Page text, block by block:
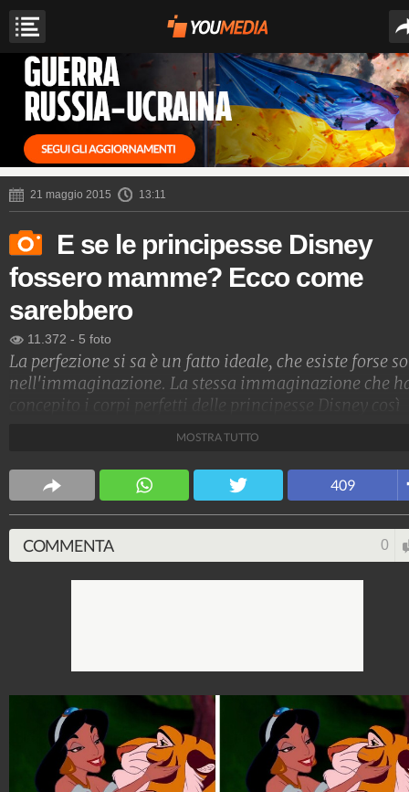
21 maggio 2015 13:11
E se le principesse Disney
fossero mamme? Ecco come
sarebbero
11.372 - 5 foto
La perfezione si sa è un fatto ideale, che esiste forse
nell'immaginazione. La stessa immaginazione che
concepito i corpi perfetti delle principesse Disney così
"perfetto".
Fonte Immagini: Walt Disney Studios, Loryn Brantz
BuzzFeed.com
MOSTRA TUTTO
409
COMMENTA 0